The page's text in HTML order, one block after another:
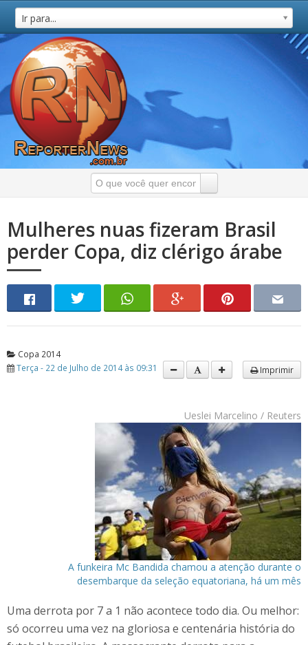
Ir para...
Mulheres nuas fizeram Brasil
perder Copa, diz clérigo árabe
Copa 2014
Terça - 22 de Julho de 2014 às 09:31
Imprimir
Ueslei Marcelino / Reuters
A funkeira Mc Bandida chamou a atenção durante o
desembarque da seleção equatoriana, há um mês
Uma derrota por 7 a 1 não acontece todo dia. Ou melhor:
só ocorreu uma vez na gloriosa e centenária história do